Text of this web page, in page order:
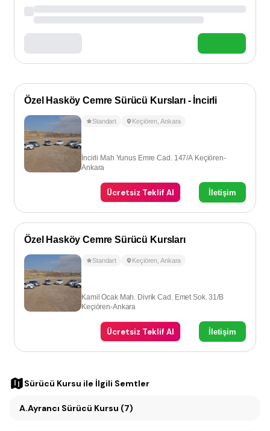
Özel Hasköy Cemre Sürücü Kursları - İncirli
Standart Keçiören ,Ankara
İncirli Mah Yunus Emre Cad. 147/A Keçiören-
Ankara
Ücretsiz Teklif Al İletişim
Özel Hasköy Cemre Sürücü Kursları
Standart Keçiören ,Ankara
Kamil Ocak Mah. Divrik Cad. Emet Sok. 31/B
Keçiören-Ankara
Ücretsiz Teklif Al İletişim
Sürücü Kursu ile İlgili Semtler
A.Ayrancı Sürücü Kursu (7)